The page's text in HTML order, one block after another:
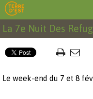
La 7e Nuit Des
Le week-end du 7 et 8